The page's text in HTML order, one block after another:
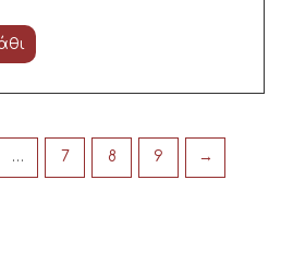
… 7 8 9 →